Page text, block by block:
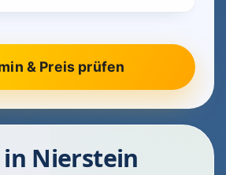
Nierstein